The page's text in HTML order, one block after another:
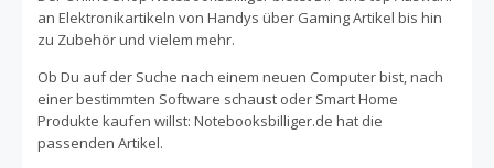
an Elektronikartikeln von Handys über Gaming Artikel bis hin
zu Zubehör und vielem mehr.
Ob Du auf der Suche nach einem neuen Computer bist, nach
einer bestimmten Software schaust oder Smart Home
Produkte kaufen willst: Notebooksbilliger.de hat die
passenden Artikel.